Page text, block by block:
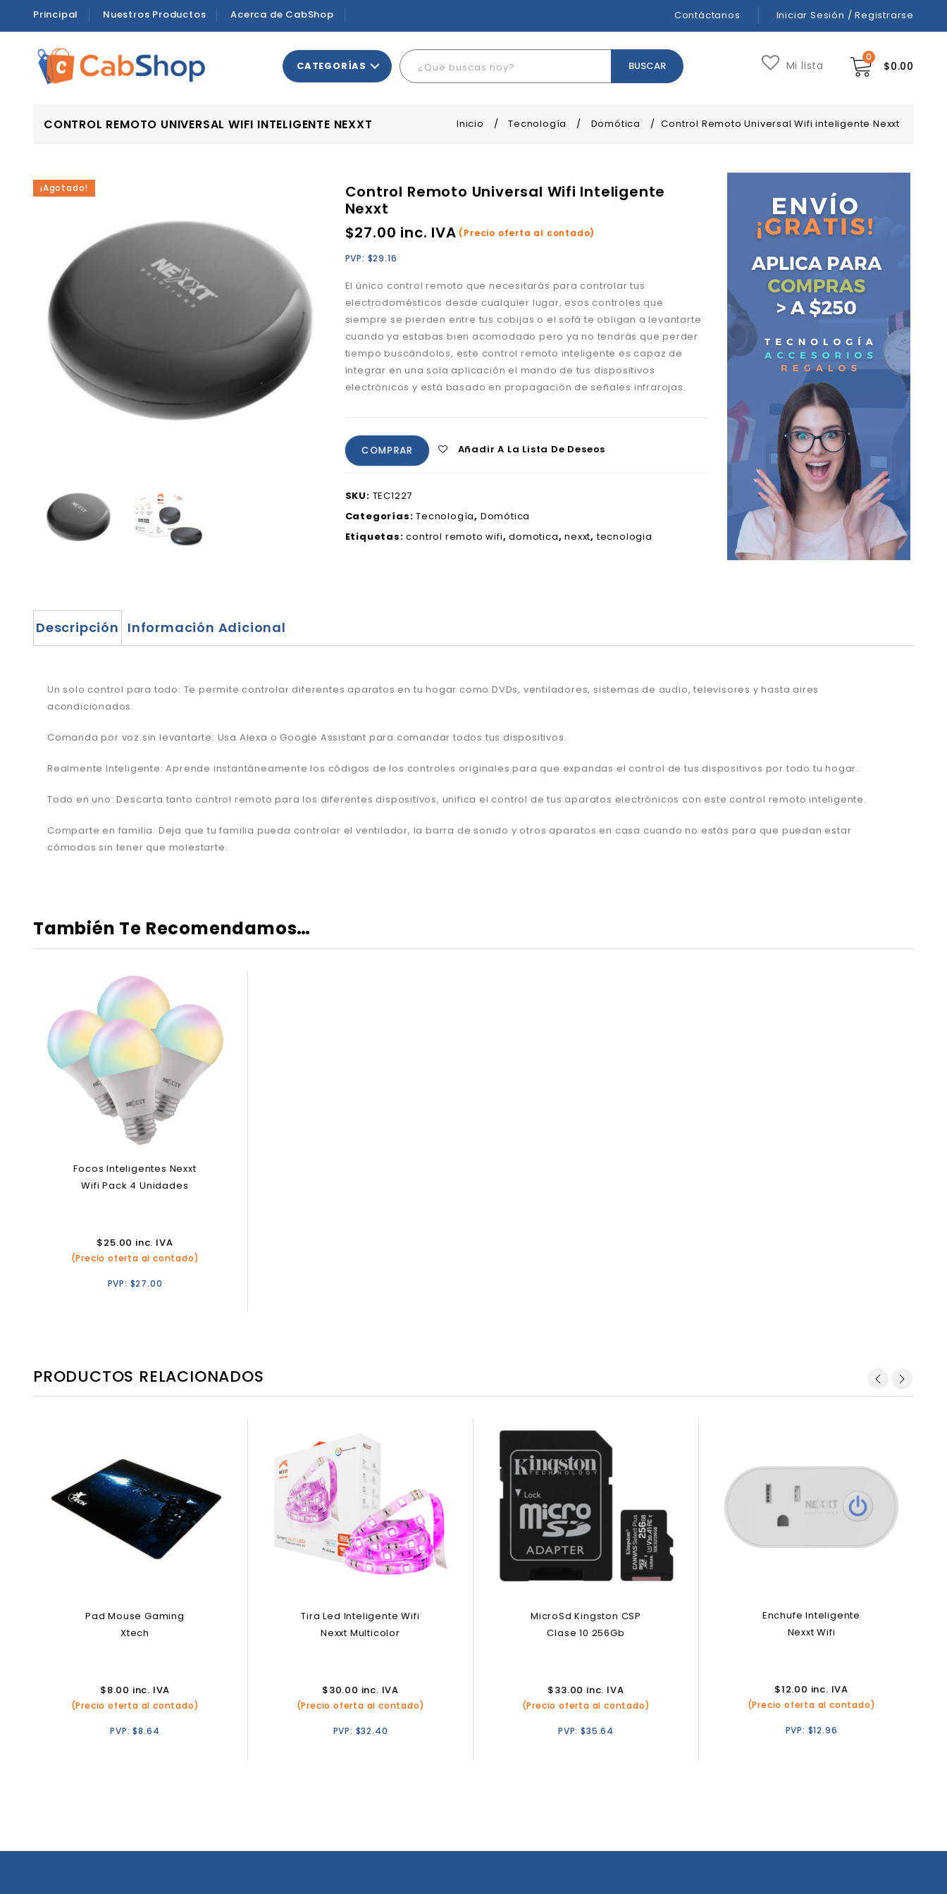
Principal Nuestros Productos Acerca de CabShop Contáctanos Iniciar Sesión / Registrarse
0
$0.00
Mi lista
CATEGORÍAS
CONTROL REMOTO UNIVERSAL WIFI INTELIGENTE NEXXT Inicio / Tecnología / Domótica / Control Remoto Universal Wifi inteligente Nexxt
¡Agotado!
Control Remoto Universal Wifi Inteligente
Nexxt
$27.00 inc. IVA (Precio oferta al contado)
PVP: $29.16
El único control remoto que necesitarás para controlar tus
electrodomésticos desde cualquier lugar, esos controles que
siempre se pierden entre tus cobijas o el sofá te obligan a levantarte
cuando ya estabas bien acomodado pero ya no tendrás que perder
tiempo buscándolos, este control remoto inteligente es capaz de
integrar en una sola aplicación el mando de tus dispositivos
electrónicos y está basado en propagación de señales infrarojas.
COMPRAR Añadir A La Lista De Deseos
SKU: TEC1227
Categorías:Tecnología, Domótica
Etiquetas:control remoto wifi,domotica,nexxt,tecnologia
Descripción Información Adicional
Un solo control para todo: Te permite controlar diferentes aparatos en tu hogar como DVDs, ventiladores, sistemas de audio, televisores y hasta aires
acondicionados.
Comanda por voz sin levantarte: Usa Alexa o Google Assistant para comandar todos tus dispositivos.
Realmente Inteligente: Aprende instantáneamente los códigos de los controles originales para que expandas el control de tus dispositivos por todo tu hogar.
Todo en uno: Descarta tanto control remoto para los diferentes dispositivos, unifica el control de tus aparatos electrónicos con este control remoto inteligente.
Comparte en familia: Deja que tu familia pueda controlar el ventilador, la barra de sonido y otros aparatos en casa cuando no estás para que puedan estar
cómodos sin tener que molestarte.
También Te Recomendamos…
Focos Inteligentes Nexxt
Wifi Pack 4 Unidades
$25.00 inc. IVA
(Precio oferta al contado)
PVP: $27.00
PRODUCTOS RELACIONADOS
Pad Mouse Gaming
Xtech
$8.00 inc. IVA
(Precio oferta al contado)
PVP:$8.64
Tira Led Inteligente Wifi
Nexxt Multicolor
$30.00 inc. IVA
(Precio oferta al contado)
PVP: $32.40
MicroSd Kingston CSP
Clase 10 256Gb
$33.00 inc. IVA
(Precio oferta al contado)
PVP:$35.64
Enchufe Inteligente
Nexxt Wifi
$12.00 inc. IVA
(Precio oferta al contado)
PVP: $12.96